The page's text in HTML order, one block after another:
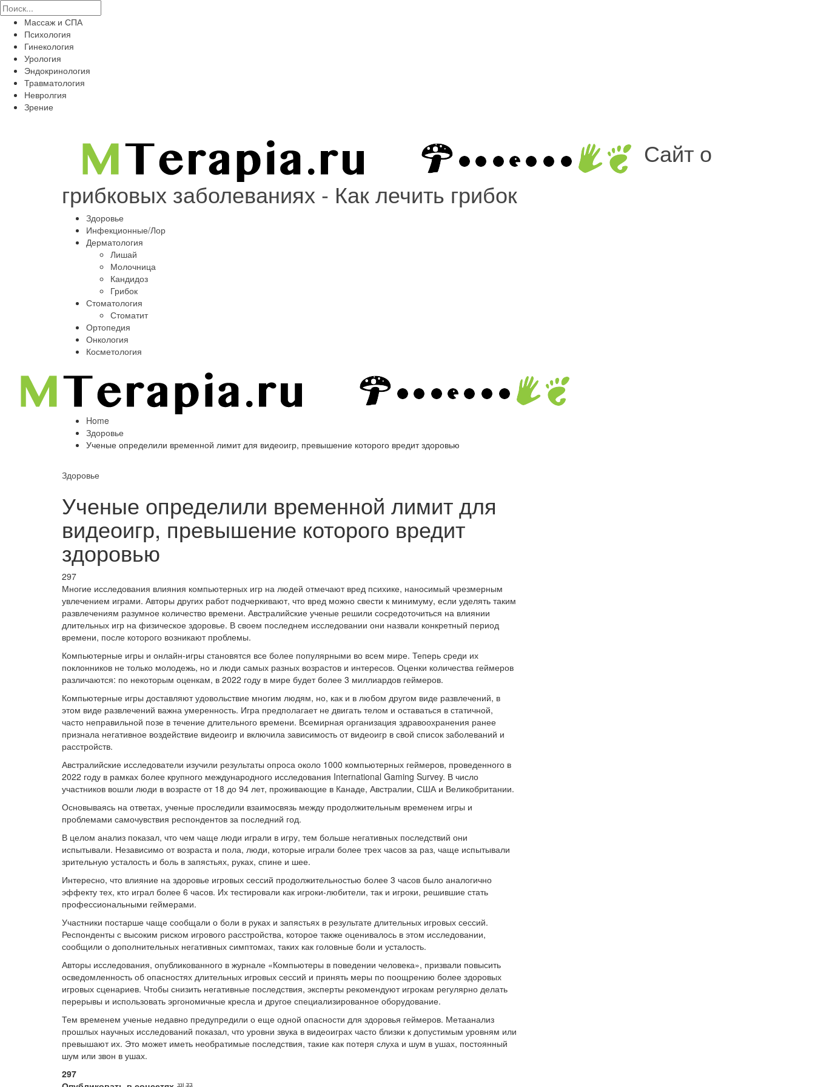
Массаж и СПА
Психология
Гинекология
Урология
Эндокринология
Травматология
Невролгия
Зрение
Сайт о
грибковых заболеваниях - Как лечить грибок
Здоровье
Инфекционные/Лор
Дерматология
Лишай
Молочница
Кандидоз
Грибок
Стоматология
Стоматит
Ортопедия
Онкология
Косметология
Home
Здоровье
Ученые определили временной лимит для видеоигр, превышение которого вредит здоровью
Здоровье
Ученые определили временной лимит для
видеоигр, превышение которого вредит
здоровью
297
Многие исследования влияния компьютерных игр на людей отмечают вред психике, наносимый чрезмерным
увлечением играми. Авторы других работ подчеркивают, что вред можно свести к минимуму, если уделять таким
развлечениям разумное количество времени. Австралийские ученые решили сосредоточиться на влиянии
длительных игр на физическое здоровье. В своем последнем исследовании они назвали конкретный период
времени, после которого возникают проблемы.
Компьютерные игры и онлайн-игры становятся все более популярными во всем мире. Теперь среди их
поклонников не только молодежь, но и люди самых разных возрастов и интересов. Оценки количества геймеров
различаются: по некоторым оценкам, в 2022 году в мире будет более 3 миллиардов геймеров.
Компьютерные игры доставляют удовольствие многим людям, но, как и в любом другом виде развлечений, в
этом виде развлечений важна умеренность. Игра предполагает не двигать телом и оставаться в статичной,
часто неправильной позе в течение длительного времени. Всемирная организация здравоохранения ранее
признала негативное воздействие видеоигр и включила зависимость от видеоигр в свой список заболеваний и
расстройств.
Австралийские исследователи изучили результаты опроса около 1000 компьютерных геймеров, проведенного в
2022 году в рамках более крупного международного исследования International Gaming Survey. В число
участников вошли люди в возрасте от 18 до 94 лет, проживающие в Канаде, Австралии, США и Великобритании.
Основываясь на ответах, ученые проследили взаимосвязь между продолжительным временем игры и
проблемами самочувствия респондентов за последний год.
В целом анализ показал, что чем чаще люди играли в игру, тем больше негативных последствий они
испытывали. Независимо от возраста и пола, люди, которые играли более трех часов за раз, чаще испытывали
зрительную усталость и боль в запястьях, руках, спине и шее.
Интересно, что влияние на здоровье игровых сессий продолжительностью более 3 часов было аналогично
эффекту тех, кто играл более 6 часов. Их тестировали как игроки-любители, так и игроки, решившие стать
профессиональными геймерами.
Участники постарше чаще сообщали о боли в руках и запястьях в результате длительных игровых сессий.
Респонденты с высоким риском игрового расстройства, которое также оценивалось в этом исследовании,
сообщили о дополнительных негативных симптомах, таких как головные боли и усталость.
Авторы исследования, опубликованного в журнале «Компьютеры в поведении человека», призвали повысить
осведомленность об опасностях длительных игровых сессий и принять меры по поощрению более здоровых
игровых сценариев. Чтобы снизить негативные последствия, эксперты рекомендуют игрокам регулярно делать
перерывы и использовать эргономичные кресла и другое специализированное оборудование.
Тем временем ученые недавно предупредили о еще одной опасности для здоровья геймеров. Метаанализ
прошлых научных исследований показал, что уровни звука в видеоиграх часто близки к допустимым уровням или
превышают их. Это может иметь необратимые последствия, такие как потеря слуха и шум в ушах, постоянный
шум или звон в ушах.
297